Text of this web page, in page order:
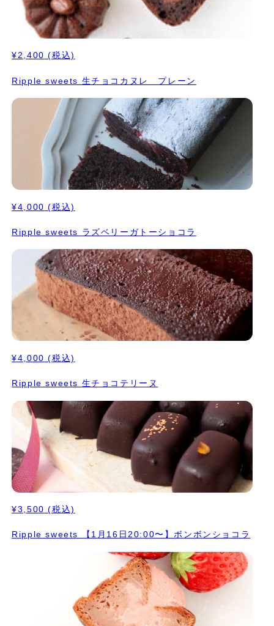
ホワイトデーの贈り物にそのまま渡せる仕様。 ※今回のクッキー
缶の配送はクール便でのお届けになります
¥2,400 (税込)
Ripple sweets 生チョコカヌレ プレーン
¥4,000 (税込)
Ripple sweets ラズベリーガトーショコラ
¥4,000 (税込)
Ripple sweets 生チョコテリーヌ
¥3,500 (税込)
Ripple sweets 【1月16日20:00〜】ボンボンショコラ